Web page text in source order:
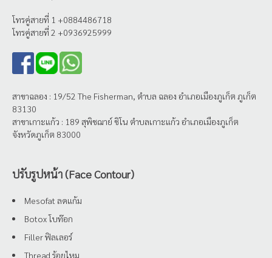
โทรคู่สายที่ 1 +0884486718
โทรคู่สายที่ 2 +0936925999
สาขาฉลอง : 19/52 The Fisherman, ตำบล ฉลอง อำเภอเมืองภูเก็ต ภูเก็ต
83130
สาขาเกาะแก้ว : 189 สุพิชฌาย์ ชิโน ตำบลเกาะแก้ว อำเภอเมืองภูเก็ต
จังหวัดภูเก็ต 83000
ปรับรูปหน้า (Face Contour)
Mesofat ลดแก้ม
Botox โบท๊อก
Filler ฟิลเลอร์
Thread ร้อยไหม